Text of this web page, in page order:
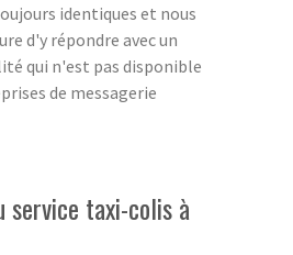
identiques et nous
d'y répondre avec un
qui n'est pas disponible
de messagerie
service taxi-colis à